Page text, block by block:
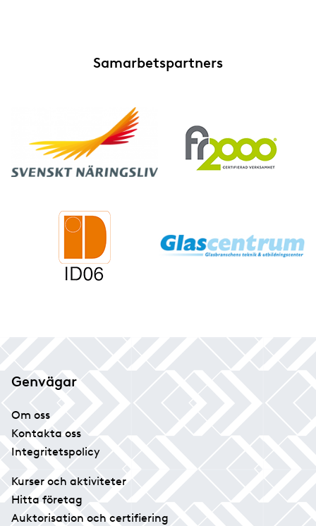
Samarbetspartners
Genvägar
Om oss
Kontakta oss
Integritetspolicy
Kurser och aktiviteter
Hitta företag
Auktorisation och certifiering